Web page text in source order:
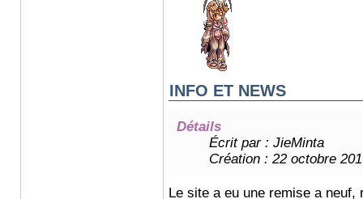
INFO ET NEWS
Détails
Écrit par : JieMinta
Création : 22 octobre
Le site a eu une remise a neuf,